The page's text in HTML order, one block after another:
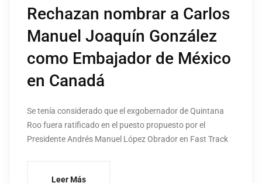
Rechazan nombrar a Carlos
Manuel Joaquín González
como Embajador de México
en Canadá
Se tenía considerado que el exgobernador de Quintana
Roo fuera ratificado en el puesto propuesto por el
Presidente Andrés Manuel López Obrador en Fast Track
Leer Más